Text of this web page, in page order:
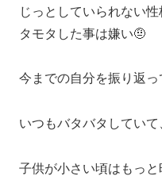
じっとしていられない
タモタした事は嫌い🤨
今までの自分を振り返
いつもバタバタしてい
子供が小さい頃はもっ